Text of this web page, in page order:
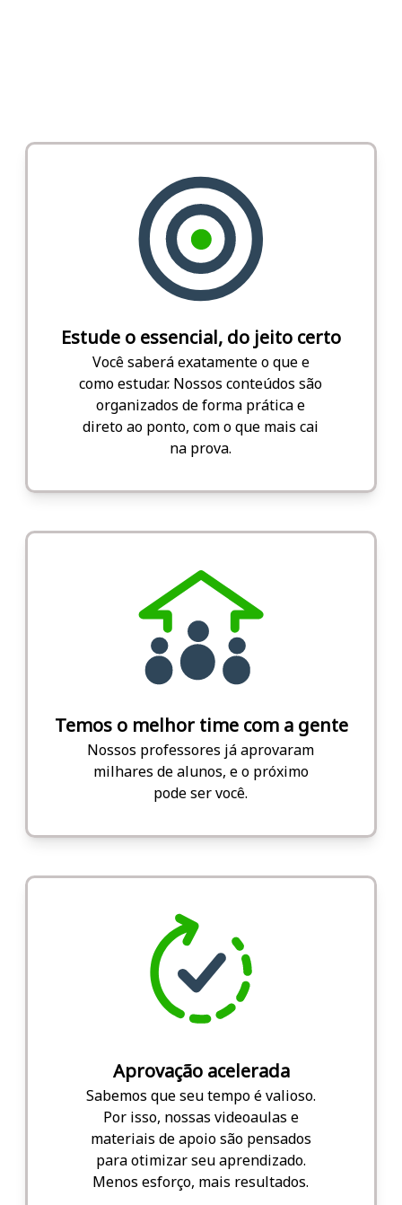
Estude o essencial, do jeito certo
Você saberá exatamente o que e
como estudar. Nossos conteúdos são
organizados de forma prática e
direto ao ponto, com o que mais cai
na prova.
Temos o melhor time com a gente
Nossos professores já aprovaram
milhares de alunos, e o próximo
pode ser você.
Aprovação acelerada
Sabemos que seu tempo é valioso.
Por isso, nossas videoaulas e
materiais de apoio são pensados
para otimizar seu aprendizado.
Menos esforço, mais resultados.